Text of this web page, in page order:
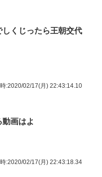
くじったら王朝交代
:2020/02/17(月) 22:43:14.10
画はよ
:2020/02/17(月) 22:43:18.34